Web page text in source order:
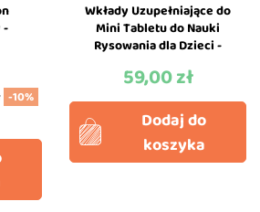
-
-10%
Wkłady Uzupełniające do
Mini Tabletu do Nauki
Rysowania dla Dzieci -
KIDYWOLF
Cena
59,00 zł
Dodaj do
koszyka